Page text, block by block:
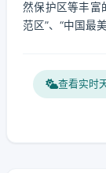
然保护区等丰富
范区”、“中国最
查看实时